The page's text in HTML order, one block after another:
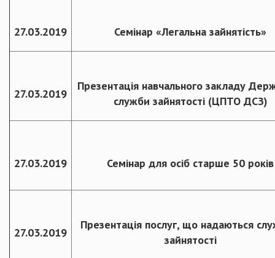
27.03.2019 Семінар «Легальна зайнятість»
27.03.2019
Презентація навчального закладу
служби зайнятості (ЦПТО ДСЗ)
27.03.2019 Семінар для осіб старше 50 років
27.03.2019
Презентація послуг, що надаються
зайнятості